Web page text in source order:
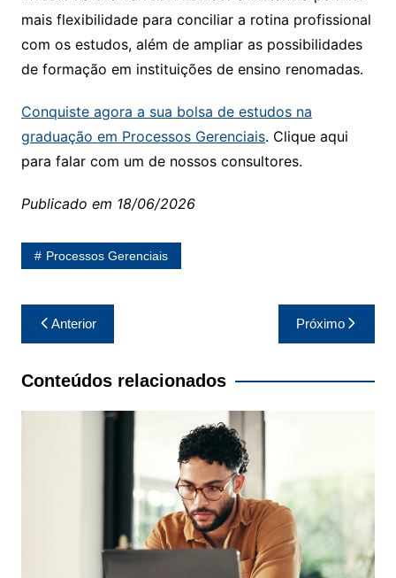
mais flexibilidade para conciliar a rotina profissional
com os estudos, além de ampliar as possibilidades
de formação em instituições de ensino renomadas.
Conquiste agora a sua bolsa de estudos na
graduação em Processos Gerenciais. Clique aqui
para falar com um de nossos consultores.
Publicado em 18/06/2026
Processos Gerenciais
Navegação
de
Post
Anterior Próximo
Conteúdos relacionados